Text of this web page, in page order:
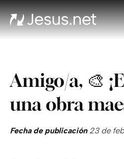
Amigo/a, 🎨
una obra
Fecha de publicación23 de